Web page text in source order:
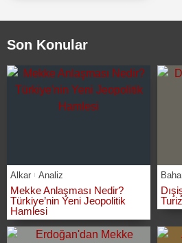
Son Konular
Alkar Analiz
Mekke Anlaşması Nedir?
Türkiye’nin Yeni Jeopolitik
Hamlesi